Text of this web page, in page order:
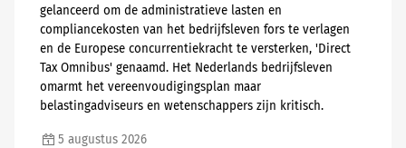
gelanceerd om de administratieve lasten en
compliancekosten van het bedrijfsleven fors te verlagen
en de Europese concurrentiekracht te versterken, 'Direct
Tax Omnibus' genaamd. Het Nederlands bedrijfsleven
omarmt het vereenvoudigingsplan maar
belastingadviseurs en wetenschappers zijn kritisch.
5 augustus 2026